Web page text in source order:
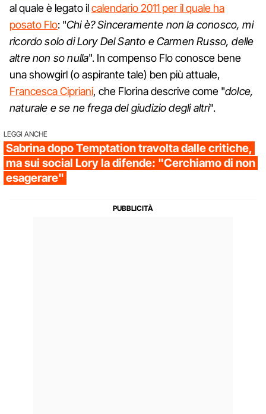
al quale è legato ilcalendario 2011 per il quale ha
posato Flo: "Chi è? Sinceramente non la conosco, mi
ricordo solo di Lory Del Santo e Carmen Russo, delle
altre non so nulla". In compenso Flo conosce bene
una showgirl (o aspirante tale) ben più attuale,
Francesca Cipriani, che Florina descrive come "dolce,
naturale e se ne frega del giudizio degli altri".
LEGGI ANCHE
Sabrina dopo Temptation travolta dalle critiche,
ma sui social Lory la difende: "Cerchiamo di non
esagerare"